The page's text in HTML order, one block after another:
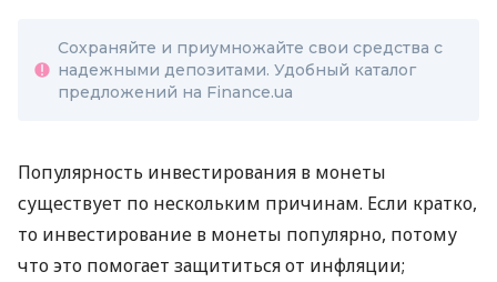
Сохраняйте и приумножайте свои средства с
надежными депозитами. Удобный каталог
предложений на Finance.ua
Популярность инвестирования в монеты
существует по нескольким причинам. Если кратко,
то инвестирование в монеты популярно, потому
что это помогает защититься от инфляции;